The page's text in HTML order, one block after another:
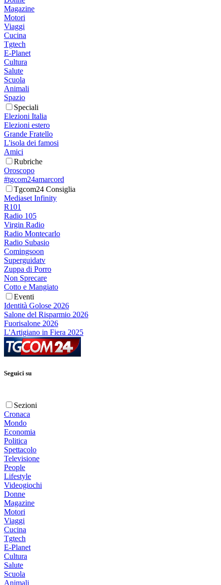
Magazine
Motori
Viaggi
Cucina
Tgtech
E-Planet
Cultura
Salute
Scuola
Animali
Spazio
Speciali
Elezioni Italia
Elezioni estero
Grande Fratello
L'isola dei famosi
Amici
Rubriche
Oroscopo
#tgcom24amarcord
Tgcom24 Consiglia
Mediaset Infinity
R101
Radio 105
Virgin Radio
Radio Montecarlo
Radio Subasio
Comingsoon
Superguidatv
Zuppa di Porro
Non Sprecare
Cotto e Mangiato
Eventi
Identità Golose 2026
Salone del Risparmio 2026
Fuorisalone 2026
L'Artigiano in Fiera 2025
Seguici su
Sezioni
Cronaca
Mondo
Economia
Politica
Spettacolo
Televisione
People
Lifestyle
Videogiochi
Donne
Magazine
Motori
Viaggi
Cucina
Tgtech
E-Planet
Cultura
Salute
Scuola
Animali